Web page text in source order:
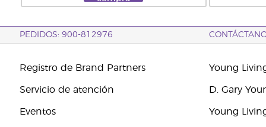
PEDIDOS: 900-812976
Registro de Brand Partners
Servicio de atención
Eventos
Young
D. Gary
Young